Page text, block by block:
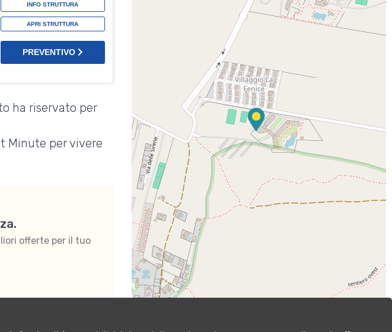
INFO STRUTTURA
APRI STRUTTURA
PREVENTIVO
ha riservato per
Minute per vivere
offerte per il tuo